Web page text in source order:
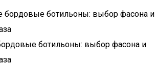
ботильоны: выбор фасона и